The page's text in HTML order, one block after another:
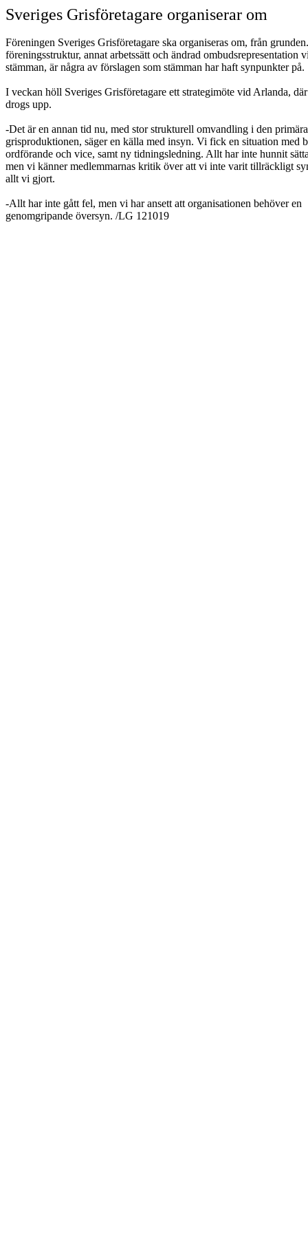
Sveriges Grisföretagare organiserar om
Föreningen Sveriges Grisföretagare ska organiseras om, från
föreningsstruktur, annat arbetssätt och ändrad ombudsrepresentation
stämman, är några av förslagen som stämman har haft synpunkter på.
I veckan höll Sveriges Grisföretagare ett strategimöte vid Arlanda,
drogs upp.
-Det är en annan tid nu, med stor strukturell omvandling i den primära
grisproduktionen, säger en källa med insyn. Vi fick en situation med
ordförande och vice, samt ny tidningsledning. Allt har inte hunnit
men vi känner medlemmarnas kritik över att vi inte varit tillräckligt
allt vi gjort.
-Allt har inte gått fel, men vi har ansett att organisationen behöver en
genomgripande översyn. /LG 121019